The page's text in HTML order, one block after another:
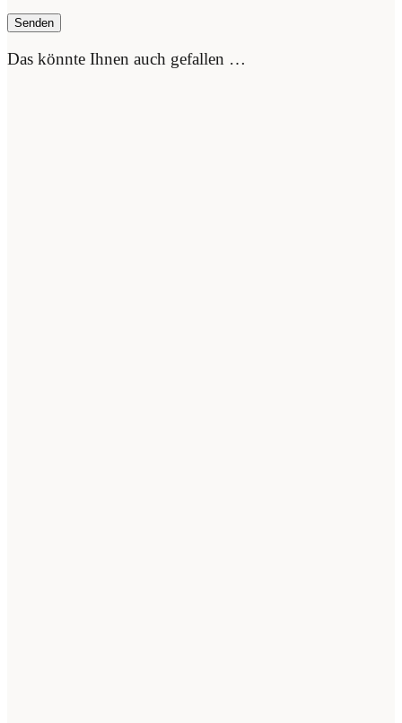
Das könnte Ihnen auch gefallen …